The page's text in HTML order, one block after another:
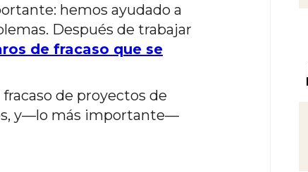
hemos ayudado a
Después de trabajar
de fracaso que se
de proyectos de
y—lo más importante—